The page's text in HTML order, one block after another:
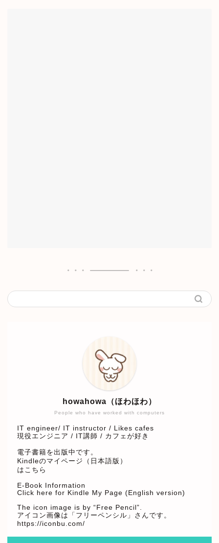
People who have worked with computers
howahowa（ほわほわ）
IT engineer/ IT instructor / Likes cafes
現役エンジニア / IT講師 / カフェが好き
電子書籍を出版中です。
Kindleのマイページ（日本語版）
はこちら
E-Book Information
Click here for Kindle My Page (English version)
The icon image is by “Free Pencil”.
アイコン画像は「フリーペンシル」さんです。
https://iconbu.com/